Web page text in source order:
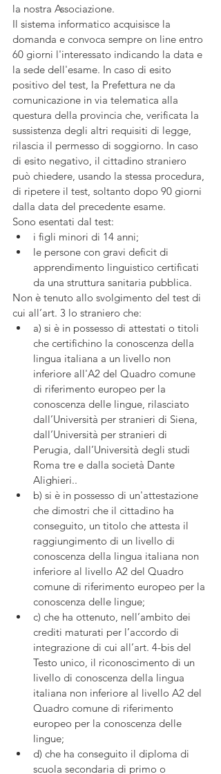
la nostra Associazione.
Il sistema informatico acquisisce la
domanda e convoca sempre on line entro
60 giorni l'interessato indicando la data e
la sede dell'esame. In caso di esito
positivo del test, la Prefettura ne da
comunicazione in via telematica alla
questura della provincia che, verificata la
sussistenza degli altri requisiti di legge,
rilascia il permesso di soggiorno. In caso
di esito negativo, il cittadino straniero
può chiedere, usando la stessa procedura,
di ripetere il test, soltanto dopo 90 giorni
dalla data del precedente esame.
Sono esentati dal test:
i figli minori di 14 anni;
le persone con gravi deficit di
apprendimento linguistico certificati
da una struttura sanitaria pubblica.
Non è tenuto allo svolgimento del test di
cui all’art. 3 lo straniero che:
a) si è in possesso di attestati o titoli
che certifichino la conoscenza della
lingua italiana a un livello non
inferiore all'A2 del Quadro comune
di riferimento europeo per la
conoscenza delle lingue, rilasciato
dall’Università per stranieri di Siena,
dall’Università per stranieri di
Perugia, dall’Università degli studi
Roma tre e dalla società Dante
Alighieri..
b) si è in possesso di un'attestazione
che dimostri che il cittadino ha
conseguito, un titolo che attesta il
raggiungimento di un livello di
conoscenza della lingua italiana non
inferiore al livello A2 del Quadro
comune di riferimento europeo per la
conoscenza delle lingue;
c) che ha ottenuto, nell’ambito dei
crediti maturati per l’accordo di
integrazione di cui all’art. 4-bis del
Testo unico, il riconoscimento di un
livello di conoscenza della lingua
italiana non inferiore al livello A2 del
Quadro comune di riferimento
europeo per la conoscenza delle
lingue;
d) che ha conseguito il diploma di
scuola secondaria di primo o